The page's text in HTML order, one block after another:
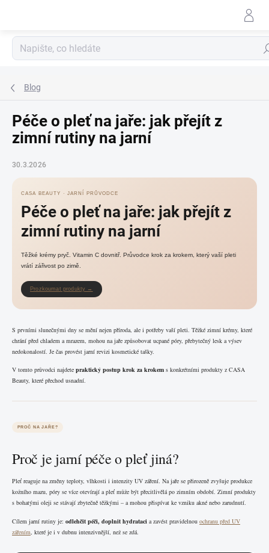
Blog
Péče o pleť na jaře: jak přejít z
zimní rutiny na jarní
30.3.2026
CASA BEAUTY · JARNÍ PRŮVODCE
Péče o pleť na jaře: jak přejít z
zimní rutiny na jarní
Těžké krémy pryč. Vitamin C dovnitř. Průvodce krok za krokem, který vaší pleti
vrátí zářivost po zimě.
Prozkoumat produkty →
S prvními slunečnými dny se mění nejen příroda, ale i potřeby vaší pleti. Těžké zimní krémy, které
chrání před chladem a mrazem, mohou na jaře způsobovat ucpané póry, přebytečný lesk a výsev
nedokonalostí. Je čas provést jarní revizi kosmetické tašky.
V tomto průvodci najdete praktický postup krok za krokem s konkrétními produkty z CASA
Beauty, které přechod usnadní.
PROČ NA JAŘE?
Proč je jarní péče o pleť jiná?
Pleť reaguje na změny teploty, vlhkosti i intenzity UV záření. Na jaře se přirozeně zvyšuje produkce
kožního mazu, póry se více otevírají a pleť může být přecitlivělá po zimním období. Zimní produkty
s bohatými oleji se stávají zbytečně těžkými – a mohou přispívat ke vzniku akné nebo zarudnutí.
Cílem jarní rutiny je: odlehčit péči, doplnit hydrataci a zavést pravidelnou ochranu před UV
zářením , které je i v dubnu intenzivnější, než se zdá.